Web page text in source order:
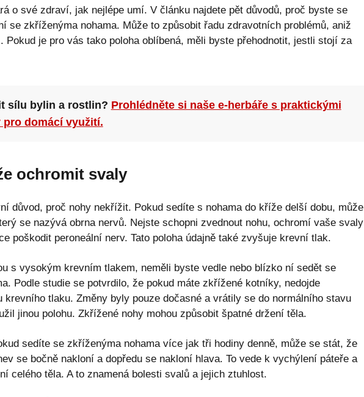
o své zdraví, jak nejlépe umí. V článku najdete pět důvodů, proč byste se
se zkříženýma nohama. Může to způsobit řadu zdravotních problémů, aniž
Pokud je pro vás tako poloha oblíbená, měli byste přehodnotit, jestli stojí za
sílu bylin a rostlin? Prohlédněte si naše e-herbáře s praktickými
pro domácí využití.
ochromit svaly
důvod, proč nohy nekřížit. Pokud sedíte s nohama do kříže delší dobu, může
se nazývá obrna nervů. Nejste schopni zvednout nohu, ochromí vaše svaly
poškodit peroneální nerv. Tato poloha údajně také zvyšuje krevní tlak.
s vysokým krevním tlakem, neměli byste vedle nebo blízko ní sedět se
Podle studie se potvrdilo, že pokud máte zkřížené kotníky, nedojde
krevního tlaku. Změny byly pouze dočasné a vrátily se do normálního stavu
jinou polohu. Zkřížené nohy mohou způsobit špatné držení těla.
sedíte se zkříženýma nohama více jak tři hodiny denně, může se stát, že
se bočně nakloní a dopředu se nakloní hlava. To vede k vychýlení páteře a
celého těla. A to znamená bolesti svalů a jejich ztuhlost.